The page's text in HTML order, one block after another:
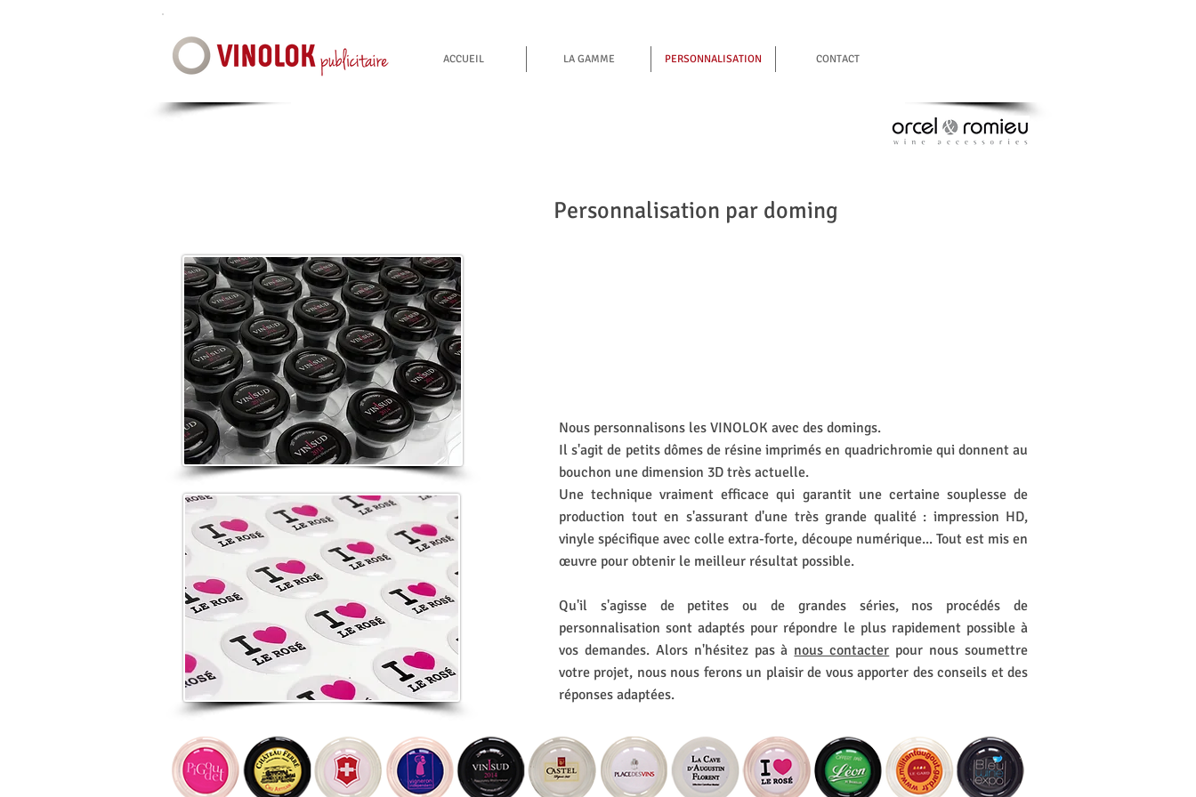
ACCUEIL LA GAMME PERSONNALISATION CONTACT
Personnalisation par doming
Nous personnalisons les VINOLOK avec des domings.
Il s'agit de petits dômes de résine imprimés en quadrichromie qui donnent au
bouchon une dimension 3D très actuelle.
Une technique vraiment efficace qui garantit une certaine souplesse de
production tout en s'assurant d'une très grande qualité : impression HD,
vinyle spécifique avec colle extra-forte, découpe numérique... Tout est mis en
œuvre pour obtenir le meilleur résultat possible.
Qu'il s'agisse de petites ou de grandes séries, nos procédés de
personnalisation sont adaptés pour répondre le plus rapidement possible à
vos demandes. Alors n'hésitez pas à nous contacter pour nous soumettre
votre projet, nous nous ferons un plaisir de vous apporter des conseils et des
réponses adaptées.